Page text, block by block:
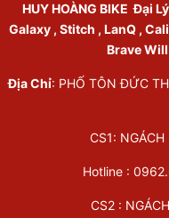
HUY HOÀNG BIKE Đại
Galaxy , Stitch , LanQ ,
Brave Will
Địa Chỉ: PHỐ TÔN ĐỨC
CS1:
Hotline :
CS2 :